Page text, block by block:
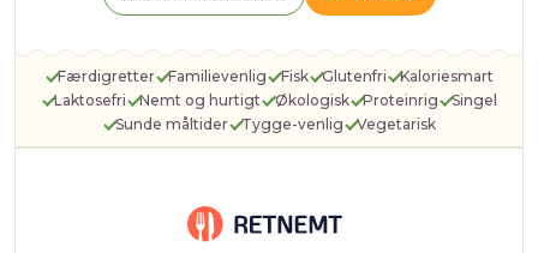
Færdigretter Familievenlig Fisk Glutenfri
Kaloriesmart
Laktosefri
Nemt og hurtigt Økologisk Proteinrig
Singel
Sunde måltider
Tygge-venlig Vegetarisk